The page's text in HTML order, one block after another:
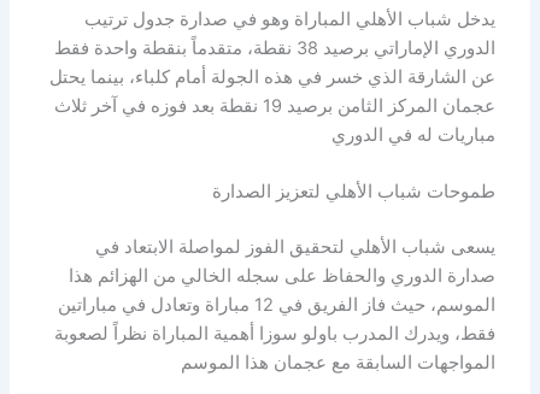
يدخل شباب الأهلي المباراة وهو في صدارة جدول ترتيب
الدوري الإماراتي برصيد 38 نقطة، متقدماً بنقطة واحدة فقط
عن الشارقة الذي خسر في هذه الجولة أمام كلباء، بينما يحتل
عجمان المركز الثامن برصيد 19 نقطة بعد فوزه في آخر ثلاث
مباريات له في الدوري
طموحات شباب الأهلي لتعزيز الصدارة
يسعى شباب الأهلي لتحقيق الفوز لمواصلة الابتعاد في
صدارة الدوري والحفاظ على سجله الخالي من الهزائم هذا
الموسم، حيث فاز الفريق في 12 مباراة وتعادل في مباراتين
فقط، ويدرك المدرب باولو سوزا أهمية المباراة نظراً لصعوبة
المواجهات السابقة مع عجمان هذا الموسم